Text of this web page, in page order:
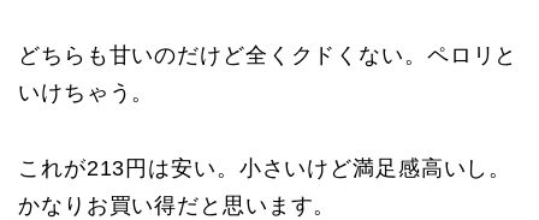
どちらも甘いのだけど全くクドくない。ペロリと
いけちゃう。
これが213円は安い。小さいけど満足感高いし。
かなりお買い得だと思います。